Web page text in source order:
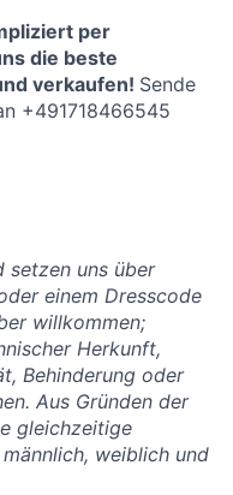
per
die beste
verkaufen! Sende
+491718466545
setzen uns über
einem Dresscode
willkommen;
Herkunft,
Behinderung oder
Aus Gründen der
gleichzeitige
weiblich und